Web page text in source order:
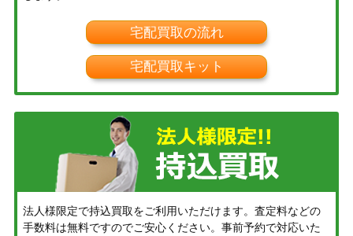
宅配買取の流れ
宅配買取キット
法人様限定で持込買取をご利用いただけます。査定料などの
手数料は無料ですのでご安心ください。事前予約で対応いた